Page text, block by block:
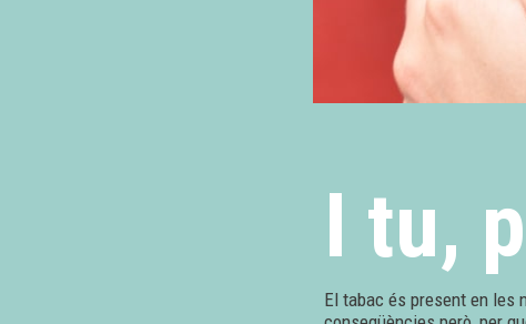
I tu,
El tabac és present en les